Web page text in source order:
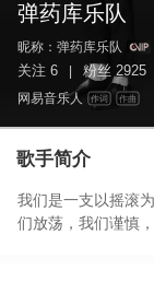
弹药库乐队
昵称： 弹药库乐队
关注 6 粉丝 2925
网易音乐人 作词 作曲
歌手简介
我们是一支以摇滚
们放荡，我们谨慎